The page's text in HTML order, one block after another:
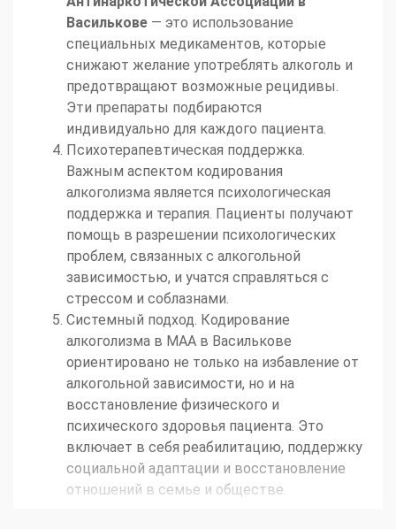
Василькове — это использование
специальных медикаментов, которые
снижают желание употреблять алкоголь и
предотвращают возможные рецидивы.
Эти препараты подбираются
индивидуально для каждого пациента.
Психотерапевтическая поддержка.
Важным аспектом кодирования
алкоголизма является психологическая
поддержка и терапия. Пациенты получают
помощь в разрешении психологических
проблем, связанных с алкогольной
зависимостью, и учатся справляться с
стрессом и соблазнами.
Системный подход. Кодирование
алкоголизма в МАА в Василькове
ориентировано не только на избавление от
алкогольной зависимости, но и на
восстановление физического и
психического здоровья пациента. Это
включает в себя реабилитацию, поддержку
социальной адаптации и восстановление
отношений в семье и обществе.